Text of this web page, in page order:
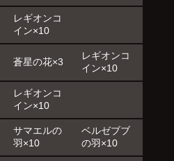
レギオンコ
イン×10
蒼星の花×3
レギオンコ
イン×10
レギオンコ
イン×10
サマエルの
羽×10
ベルゼブブ
の羽×10